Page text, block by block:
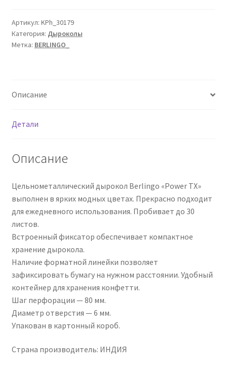
"Power
TX"
30л.,
и
синий
Артикул: KPh_30179
Категория: Дыроколы
Метка: BERLINGO_
Описание
Детали
Описание
Цельнометаллический дырокол Berlingo «Power TX»
выполнен в ярких модных цветах. Прекрасно подходит
для ежедневного использования. Пробивает до 30
листов.
Встроенный фиксатор обеспечивает компактное
хранение дырокола.
Наличие форматной линейки позволяет
зафиксировать бумагу на нужном расстоянии. Удобный
контейнер для хранения конфетти.
Шаг перфорации — 80 мм.
Диаметр отверстия — 6 мм.
Упакован в картонный короб.
Страна производитель: ИНДИЯ